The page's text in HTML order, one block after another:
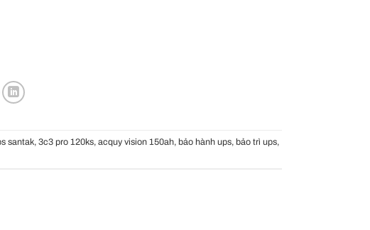
santak, 3c3 pro 120ks, acquy vision 150ah, bảo hành ups, bảo trì ups,